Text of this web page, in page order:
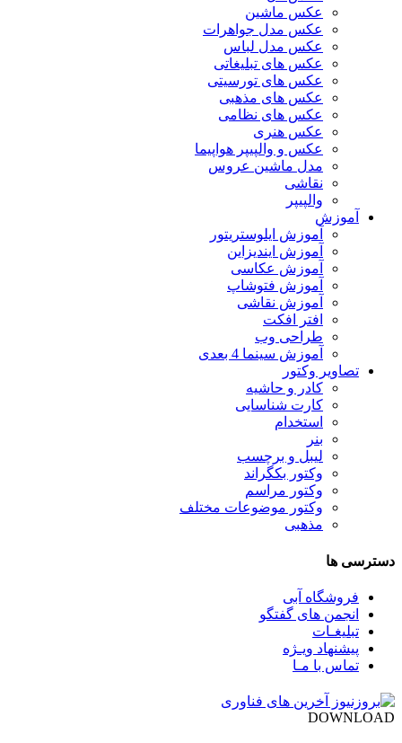
عکس ماشین
عکس مدل جواهرات
عکس مدل لباس
عکس های تبلیغاتی
عکس های تورسیتی
عکس های مذهبی
عکس های نظامی
عکس هنری
عکس و والپیپر هواپیما
مدل ماشین عروس
نقاشی
والپیپر
آموزش
آموزش ایلوستریتور
آموزش ایندیزاین
آموزش عکاسی
آموزش فتوشاپ
آموزش نقاشی
افتر افکت
طراحی وب
آموزش سینما 4 بعدی
تصاویر وکتور
کادر و حاشیه
کارت شناسایی
استخدام
بنر
لیبل و برچسب
وکتور بکگراند
وکتور مراسم
وکتور موضوعات مختلف
مذهبی
دسترسی ها
فروشگاه آبی
انجمن های گفتگو
تبلیغـات
پیشنهاد ویـژه
تماس با مـا
DOWNLOAD